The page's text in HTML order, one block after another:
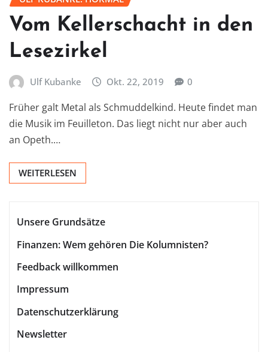
Vom Kellerschacht in den
Lesezirkel
Ulf Kubanke Okt. 22, 2019 0
Früher galt Metal als Schmuddelkind. Heute findet man
die Musik im Feuilleton. Das liegt nicht nur aber auch
an Opeth.…
WEITERLESEN
Unsere Grundsätze
Finanzen: Wem gehören Die Kolumnisten?
Feedback willkommen
Impressum
Datenschutzerklärung
Newsletter